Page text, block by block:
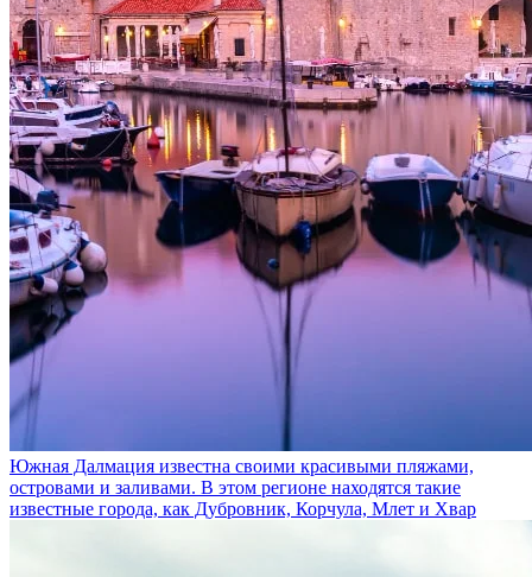
Южная Далмация известна своими красивыми пляжами,
островами и заливами. В этом регионе находятся такие
известные города, как Дубровник, Корчула, Млет и Хвар